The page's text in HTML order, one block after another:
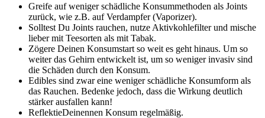
Greife auf weniger schädliche Konsummethoden als Joints
zurück, wie z.B. auf Verdampfer (Vaporizer).
Solltest Du Joints rauchen, nutze Aktivkohlefilter und mische
lieber mit Teesorten als mit Tabak.
Zögere Deinen Konsumstart so weit es geht hinaus. Um so
weiter das Gehirn entwickelt ist, um so weniger invasiv sind
die Schäden durch den Konsum.
Edibles sind zwar eine weniger schädliche Konsumform als
das Rauchen. Bedenke jedoch, dass die Wirkung deutlich
stärker ausfallen kann!
ReflektieDeinennen Konsum regelmäßig.